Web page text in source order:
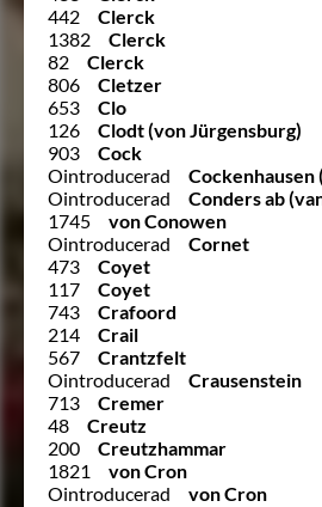
442
Clerck
1382
Clerck
82
Clerck
806
Cletzer
653
Clo
126
Clodt (von Jürgensburg)
903
Cock
Ointroducerad
Cockenhausen
Ointroducerad
Conders ab
1745
von Conowen
Ointroducerad
Cornet
473
Coyet
117
Coyet
743
Crafoord
214
Crail
567
Crantzfelt
Ointroducerad
Crausenstein
713
Cremer
48
Creutz
200
Creutzhammar
1821
von Cron
Ointroducerad
von Cron